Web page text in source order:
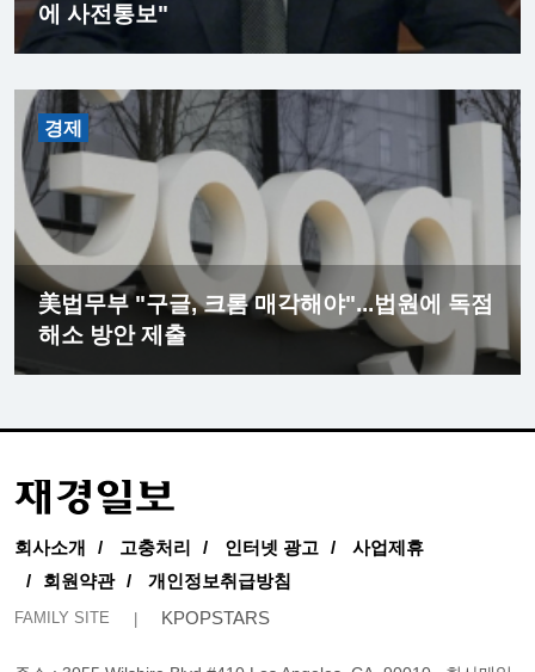
에 사전통보"
경제
美법무부 "구글, 크롬 매각해야"...법원에 독점
해소 방안 제출
회사소개 고충처리 인터넷 광고
사업제휴
회원약관
개인정보취급방침
FAMILY SITE KPOPSTARS